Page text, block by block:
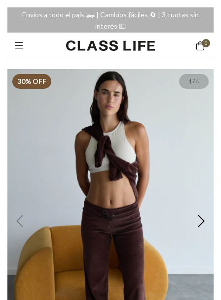
Envíos a todo el país 🛻 | Cambios fáciles 🔄️ | 3 cuotas sin
interés 💵
0
30% OFF 1/4